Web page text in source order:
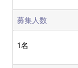
募集人数
1名